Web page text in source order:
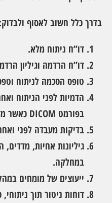
בדרך כלל חשוב לאסוף ולבדוק:
דו”ח ניתוח מלא.
דו”ח הרדמה וגיליון
טופס הסכמה לניתוח
הדמיות לפני הניתוח
בפורמט DICOM כאשר מדובר ב-CT או MRI.
בדיקות מעבדה לפני
גיליונות אחיות,
במחלקה.
ייעוצים של מומחים
דוחות ניטור תוך